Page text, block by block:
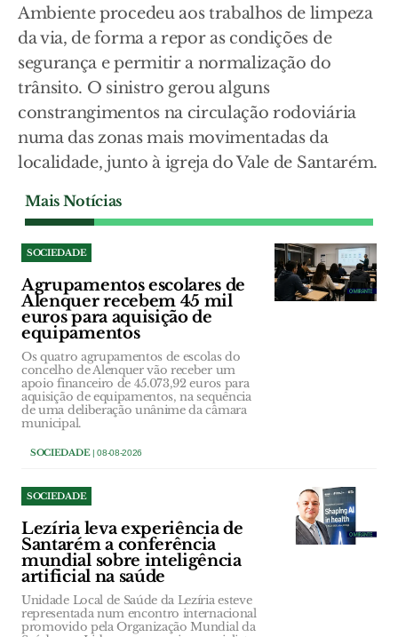
Ambiente procedeu aos trabalhos de limpeza
da via, de forma a repor as condições de
segurança e permitir a normalização do
trânsito. O sinistro gerou alguns
constrangimentos na circulação rodoviária
numa das zonas mais movimentadas da
localidade, junto à igreja do Vale de Santarém.
Mais Notícias
SOCIEDADE
Agrupamentos escolares de
Alenquer recebem 45 mil
euros para aquisição de
equipamentos
Os quatro agrupamentos de escolas do
concelho de Alenquer vão receber um
apoio financeiro de 45.073,92 euros para
aquisição de equipamentos, na sequência
de uma deliberação unânime da câmara
municipal.
SOCIEDADE| 08-08-2026
SOCIEDADE
Lezíria leva experiência de
Santarém a conferência
mundial sobre inteligência
artificial na saúde
Unidade Local de Saúde da Lezíria esteve
representada num encontro internacional
promovido pela Organização Mundial da